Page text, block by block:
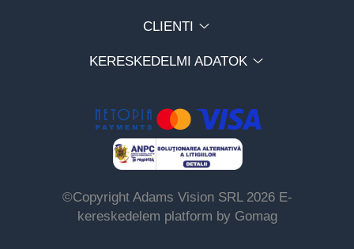
CLIENTI
KERESKEDELMI ADATOK
©Copyright Adams Vision SRL 2026 E-
kereskedelem platform by Gomag